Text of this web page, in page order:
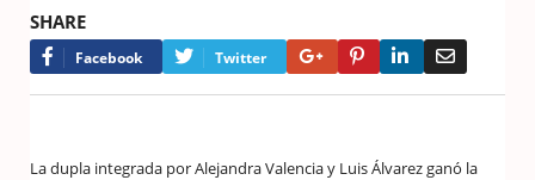
SHARE
Facebook Twitter Google+PinterestLinkedIn
La dupla integrada por Alejandra Valencia y Luis Álvarez ganó la